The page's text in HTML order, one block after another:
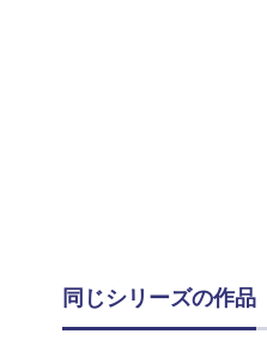
同じシリーズの作品